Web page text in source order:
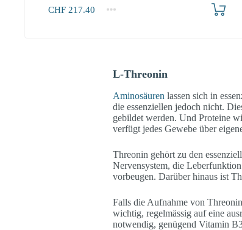
CHF217.40
1+
L-Threonin
Aminosäuren lassen sich in
die essenziellen jedoch nicht.
gebildet werden. Und Proteine
verfügt jedes Gewebe über
Threonin gehört zu den
Nervensystem, die
vorbeugen. Darüber hinaus ist
Falls die Aufnahme von
wichtig, regelmässig auf eine
notwendig, genügend Vitamin